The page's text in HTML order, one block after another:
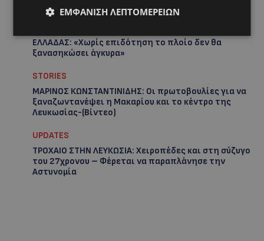
UPDATES
ΕΛΛΑΔΑΣ: «Χωρίς επιδότηση το πλοίο δεν θα
ξανασηκώσει άγκυρα»
STORIES
ΜΑΡΙΝΟΣ ΚΩΝΣΤΑΝΤΙΝΙΔΗΣ: Οι πρωτοβουλίες για να
ξαναζωντανέψει η Μακαρίου και το κέντρο της
Λευκωσίας-(Βίντεο)
UPDATES
ΤΡΟΧΑΙΟ ΣΤΗΝ ΛΕΥΚΩΣΙΑ: Χειροπέδες και στη σύζυγο
του 27χρονου – Φέρεται να παραπλάνησε την
Αστυνομία
ΕΜΦΆΝΙΣΗ ΛΕΠΤΟΜΕΡΕΙΏΝ